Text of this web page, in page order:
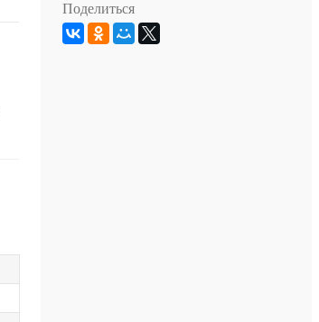
Поделиться